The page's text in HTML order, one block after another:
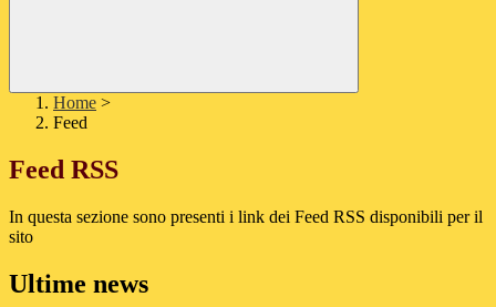
Home >
Feed
Feed RSS
In questa sezione sono presenti i link dei Feed RSS disponibili per il
sito
Ultime news